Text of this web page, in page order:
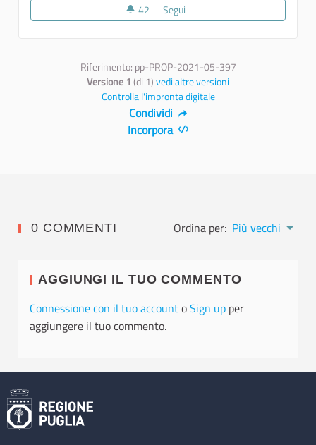
42 42 sostenitori
Segui
Riferimento: pp-PROP-2021-05-397
Versione 1 (di 1)vedi altre versioni
Controlla l'impronta digitale
Condividi
Incorpora
0 COMMENTI Ordina per: Più vecchi
AGGIUNGI IL TUO COMMENTO
Connessione con il tuo accountoSign up per
aggiungere il tuo commento.